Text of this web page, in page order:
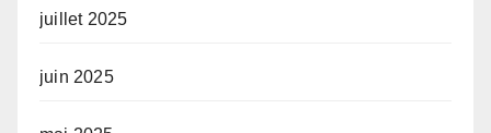
juillet 2025
juin 2025